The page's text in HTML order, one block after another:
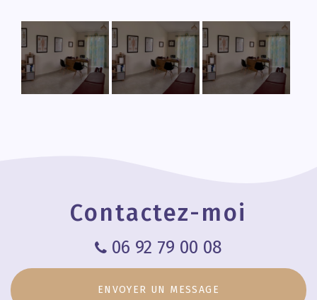
chiropraxie
Contactez-moi
06 92 79 00 08
ENVOYER UN MESSAGE